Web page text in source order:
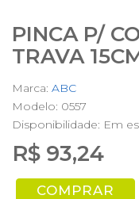
PINCA P/
TRAVA
Marca: ABC
Modelo: 0557
Disponibilidade: Em
R$ 93,24
COMPRAR